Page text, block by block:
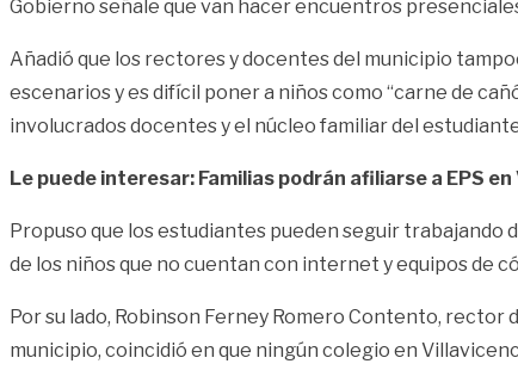
Gobierno señale que van hacer encuentros
Añadió que los rectores y docentes del municipio
escenarios y es difícil poner a niños como “carne de
involucrados docentes y el núcleo familiar del
Le puede interesar: Familias podrán afiliarse a EPS
Propuso que los estudiantes pueden seguir trabajando
de los niños que no cuentan con internet y equipos de
Por su lado, Robinson Ferney Romero Contento,
municipio, coincidió en que ningún colegio en